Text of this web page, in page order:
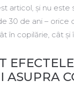
articol, și nu este
30 de ani – orice
în copilărie, cât
EFECTELE
ASUPRA